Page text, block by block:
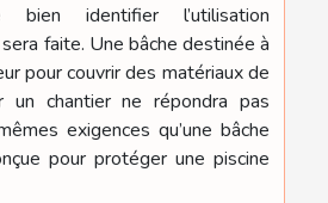
bien identifier l’utilisation
faite. Une bâche destinée à
pour couvrir des matériaux de
un chantier ne répondra pas
exigences qu’une bâche
pour protéger une piscine